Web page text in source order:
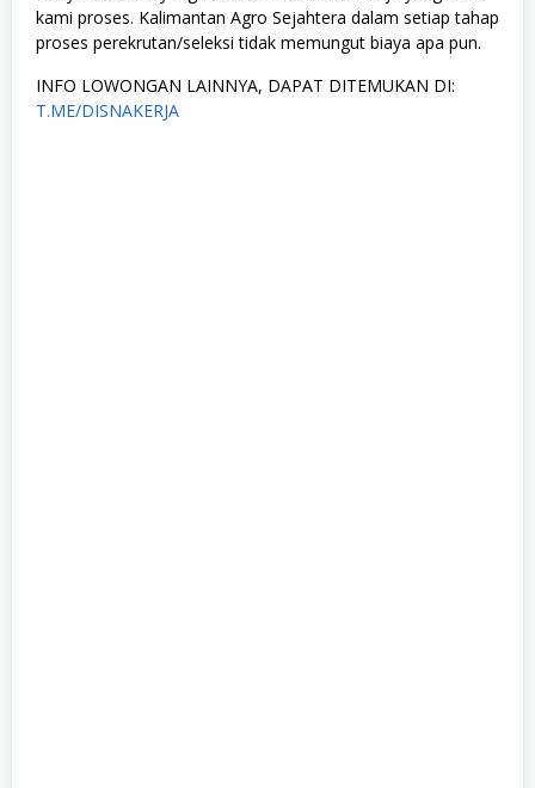
kami proses. Kalimantan Agro Sejahtera dalam setiap tahap
proses perekrutan/seleksi tidak memungut biaya apa pun.
INFO LOWONGAN LAINNYA, DAPAT DITEMUKAN DI:
T.ME/DISNAKERJA